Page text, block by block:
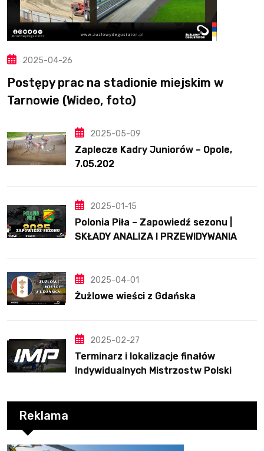
2025-04-26
Postępy prac na stadionie miejskim w
Tarnowie (Wideo, foto)
2025-05-09
Zaplecze Kadry Juniorów – Opole,
7.05.202
2025-01-15
Polonia Piła – Zapowiedź sezonu |
SKŁADY ANALIZA I PRZEWIDYWANIA
2025-04-01
Żużlowe wieści z Gdańska
2025-02-27
Terminarz i lokalizacje finałów
Indywidualnych Mistrzostw Polski
Reklama